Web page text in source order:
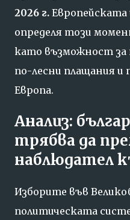
2026 г.
определя този
като възможност за
по-лесни плащания и
Европа.
Анализ:
трябва да
наблюдател
Изборите във
политическата